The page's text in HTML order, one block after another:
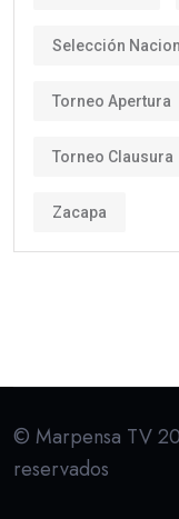
Selección
Torneo Apertura
Torneo Clausura
Zacapa
© Marpensa TV
reservados